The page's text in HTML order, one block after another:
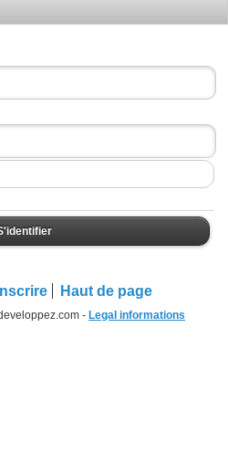
Haut de page
- Legal informations